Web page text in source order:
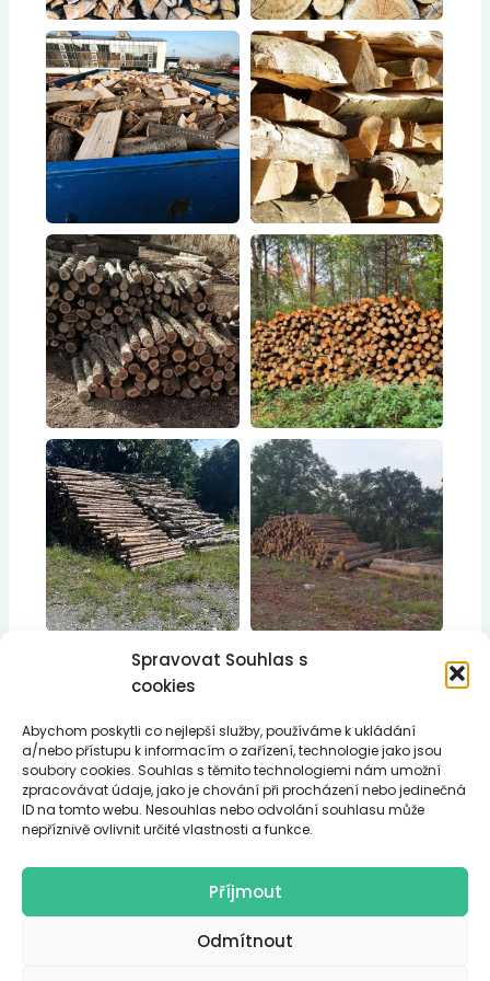
Spravovat Souhlas s
cookies
Abychom poskytli co nejlepší služby, používáme k ukládání
a/nebo přístupu k informacím o zařízení, technologie jako jsou
soubory cookies. Souhlas s těmito technologiemi nám umožní
zpracovávat údaje, jako je chování při procházení nebo jedinečná
ID na tomto webu. Nesouhlas nebo odvolání souhlasu může
nepříznivě ovlivnit určité vlastnosti a funkce.
Příjmout
Odmítnout
WELATECH s.r.o.
Otáhalova 555/10, Předměstí, 746 01 Opava
IČ: 03571262
info@welatech.cz
telefon: (+420) 724 289 494